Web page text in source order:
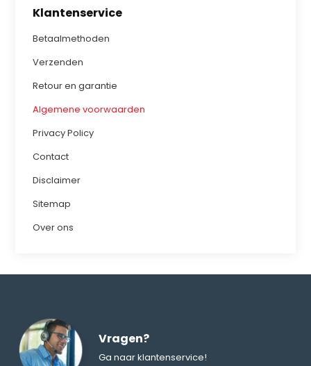
Klantenservice
Betaalmethoden
Verzenden
Retour en garantie
Algemene voorwaarden
Privacy Policy
Contact
Disclaimer
Sitemap
Over ons
Vragen?
Ga naar klantenservice!